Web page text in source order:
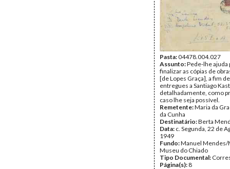
Pasta:04478.004.027
Assunto:Pede-lhe ajuda
finalizar as cópias de
[de Lopes Graça], a fim
entregues a Santiago
detalhadamente, como
caso lhe seja possível.
Remetente:Maria da
da Cunha
Destinatário:Berta
Data: c. Segunda, 22 de
1949
Fundo:Manuel Mendes/
Museu do Chiado
Tipo Documental:
Página(s): 8